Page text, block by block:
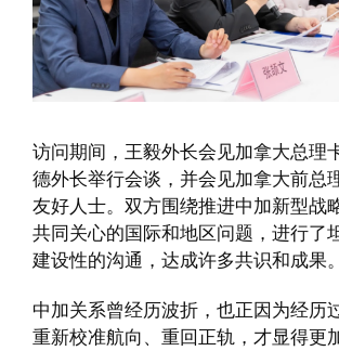
访问期间，王毅外长会见加拿大总理
德外长举行会谈，并会见加拿大前总
友好人士。双方围绕推进中加新型战
共同关心的国际和地区问题，进行了
建设性的沟通，达成许多共识和成果。
中加关系曾经历波折，也正因为经历
重新校准航向、重回正轨，才显得更